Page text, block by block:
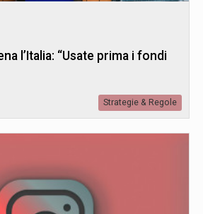
l’Italia: “Usate prima i fondi
Strategie & Regole